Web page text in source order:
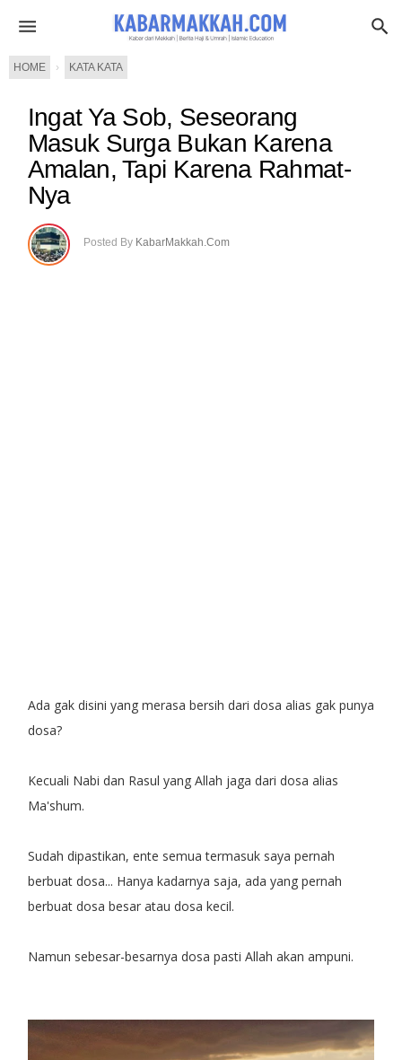
HOME › KATA KATA
Ingat Ya Sob, Seseorang
Masuk Surga Bukan Karena
Amalan, Tapi Karena Rahmat-
Nya
Posted By KabarMakkah.Com
Ada gak disini yang merasa bersih dari dosa alias gak punya
dosa?
Kecuali Nabi dan Rasul yang Allah jaga dari dosa alias
Ma'shum.
Sudah dipastikan, ente semua termasuk saya pernah
berbuat dosa... Hanya kadarnya saja, ada yang pernah
berbuat dosa besar atau dosa kecil.
Namun sebesar-besarnya dosa pasti Allah akan ampuni.